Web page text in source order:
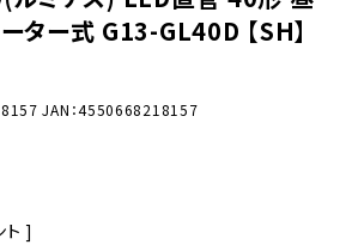
ター式 G13-GL40D 【SH】
JAN：4550668218157
ト ]